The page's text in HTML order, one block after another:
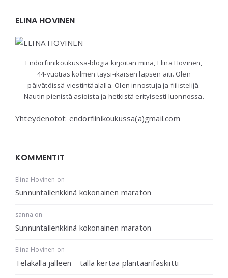
ELINA HOVINEN
Endorfiinikoukussa-blogia kirjoitan minä, Elina Hovinen,
44-vuotias kolmen täysi-ikäisen lapsen äiti. Olen
päivätöissä viestintäalalla. Olen innostuja ja fiilistelijä.
Nautin pienistä asioista ja hetkistä erityisesti luonnossa.
Yhteydenotot: endorfiinikoukussa(a)gmail.com
KOMMENTIT
Elina Hovinen on
Sunnuntailenkkinä kokonainen maraton
sanna on
Sunnuntailenkkinä kokonainen maraton
Elina Hovinen on
Telakalla jälleen – tällä kertaa plantaarifaskiitti